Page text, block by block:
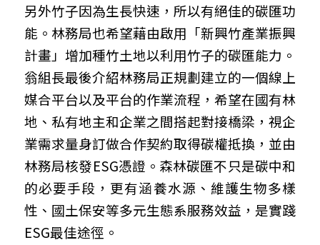
另外竹子因為生長快速，所以有絕佳的碳匯功
能。林務局也希望藉由啟用「新興竹產業振興
計畫」增加種竹土地以利用竹子的碳匯能力。
翁組長最後介紹林務局正規劃建立的一個線上
媒合平台以及平台的作業流程，希望在國有林
地、私有地主和企業之間搭起對接橋梁，視企
業需求量身訂做合作契約取得碳權抵換，並由
林務局核發ESG憑證。森林碳匯不只是碳中和
的必要手段，更有涵養水源、維護生物多樣
性、國土保安等多元生態系服務效益，是實踐
ESG最佳途徑。